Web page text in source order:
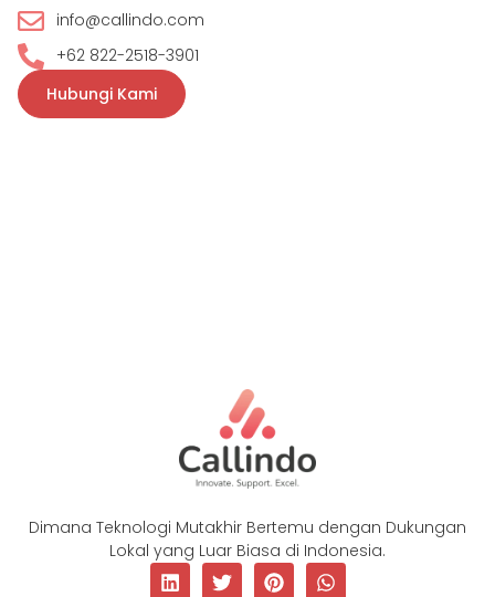
Dimana Teknologi Mutakhir Bertemu dengan Dukungan
Lokal yang Luar Biasa di Indonesia.
info@callindo.com
+62 822-2518-3901
Hubungi Kami